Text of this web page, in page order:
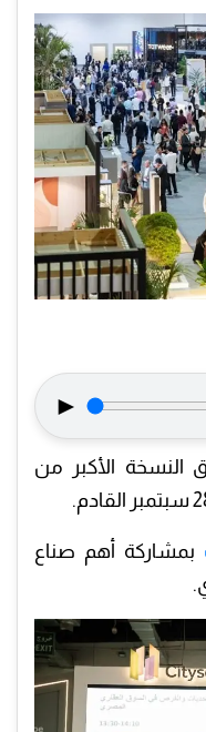
►
النسخة الأكبر من
بمشاركة أهم صناع